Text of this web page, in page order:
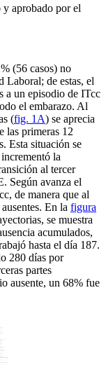
aprobado por el
(56 casos) no
Laboral; de estas, el
a un episodio de ITcc
el embarazo. Al
(fig. 1A) se aprecia
las primeras 12
Esta situación se
la
al tercer
Según avanza el
de manera que al
En la figura
se muestra
acumulados,
hasta el día 187.
280 días por
partes
ausente, un 68% fue